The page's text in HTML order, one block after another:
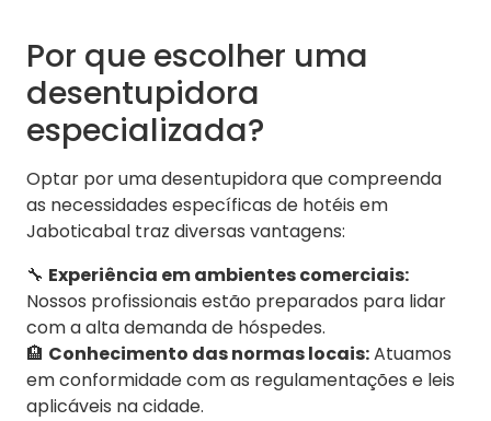
Por que escolher uma
desentupidora
especializada?
Optar por uma desentupidora que compreenda
as necessidades específicas de hotéis em
Jaboticabal traz diversas vantagens:
🔧 Experiência em ambientes comerciais:
Nossos profissionais estão preparados para lidar
com a alta demanda de hóspedes.
🏨 Conhecimento das normas locais:Atuamos
em conformidade com as regulamentações e leis
aplicáveis na cidade.